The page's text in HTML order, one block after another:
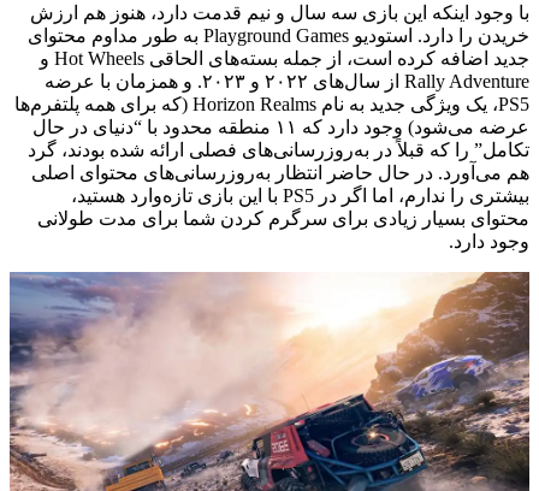
با وجود اینکه این بازی سه سال و نیم قدمت دارد، هنوز هم ارزش
خریدن را دارد. استودیو Playground Games به طور مداوم محتوای
جدید اضافه کرده است، از جمله بسته‌های الحاقی Hot Wheels و
Rally Adventure از سال‌های ۲۰۲۲ و ۲۰۲۳. و همزمان با عرضه
PS5، یک ویژگی جدید به نام Horizon Realms (که برای همه پلتفرم‌ها
عرضه می‌شود) وجود دارد که ۱۱ منطقه محدود با “دنیای در حال
تکامل” را که قبلاً در به‌روزرسانی‌های فصلی ارائه شده بودند، گرد
هم می‌آورد. در حال حاضر انتظار به‌روزرسانی‌های محتوای اصلی
بیشتری را ندارم، اما اگر در PS5 با این بازی تازه‌وارد هستید،
محتوای بسیار زیادی برای سرگرم کردن شما برای مدت طولانی
وجود دارد.